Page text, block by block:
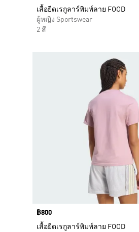
เสื้อยืดเรกูลาร์พิมพ์ลาย FOOD
ผู้หญิง Sportswear
2 สี
Price
฿800
เสื้อยืดเรกูลาร์พิมพ์ลาย FOOD